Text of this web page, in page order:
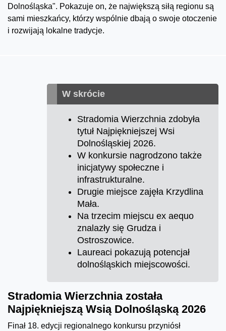
Dolnośląska". Pokazuje on, że największą siłą regionu są
sami mieszkańcy, którzy wspólnie dbają o swoje otoczenie
i rozwijają lokalne tradycje.
W skrócie
Stradomia Wierzchnia zdobyła
tytuł Najpiękniejszej Wsi
Dolnośląskiej 2026.
W konkursie nagrodzono także
inicjatywy społeczne i
infrastrukturalne.
Drugie miejsce zajęła Krzydlina
Mała.
Na trzecim miejscu ex aequo
znalazły się Grudza i
Ostroszowice.
Laureaci pokazują potencjał
dolnośląskich miejscowości.
Stradomia Wierzchnia została
Najpiękniejszą Wsią Dolnośląską 2026
Finał 18. edycji regionalnego konkursu przyniósł